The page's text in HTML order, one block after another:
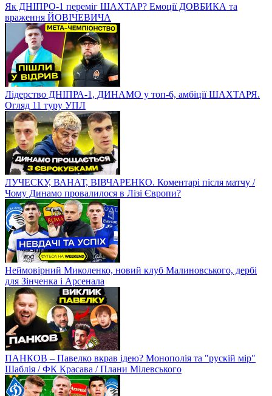
Як ДНІПРО-1 переміг ШАХТАР? Емоції ДОВБИКА та
враження ЙОВІЧЕВИЧА
Лідерство ДНІПРА-1, ДИНАМО у топ-6, амбіції ШАХТАРЯ.
Огляд 11 туру УПЛ
ЛУЧЕСКУ, ВАНАТ, ВІВЧАРЕНКО. Коментарі після матчу /
Чому Динамо провалилося в Лізі Європи?
Неймовірний Миколенко, новий клуб Малиновського, дербі
для Зінченка і Арсенала
ПАНКОВ – Павелко вкрав ідею? Монополія та "рускій мір"
Шаблія / ФК Красава / Плани Мілевського